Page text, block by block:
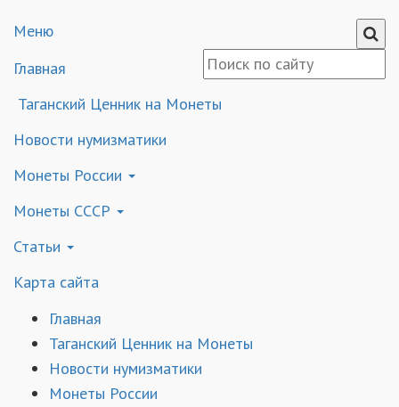
Меню
Главная
Таганский Ценник на Монеты
Новости нумизматики
Монеты России
Монеты СССР
Статьи
Карта сайта
Главная
Таганский Ценник на Монеты
Новости нумизматики
Монеты России